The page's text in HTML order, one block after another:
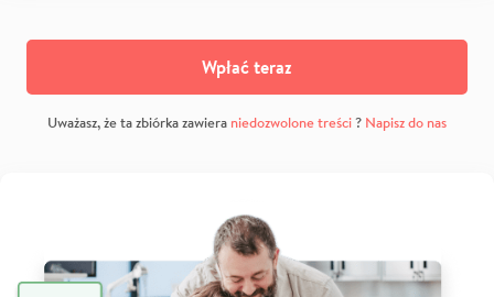
Wpłać teraz
Uważasz, że ta zbiórka zawiera niedozwolone treści? Napisz do nas